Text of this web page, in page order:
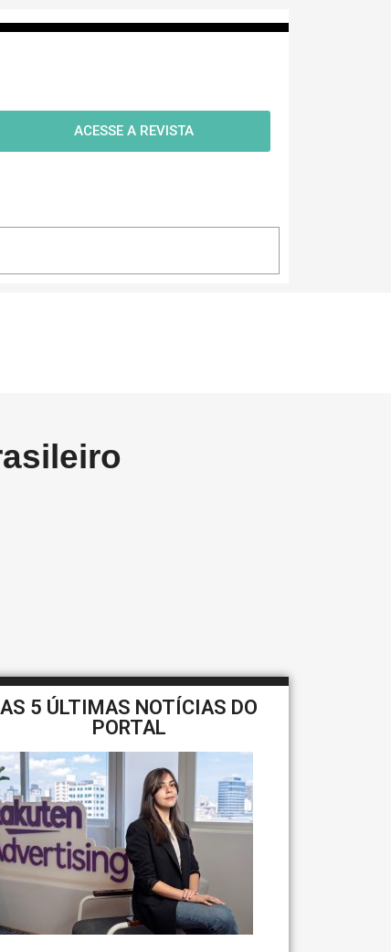
ACESSE A REVISTA
AS 5 ÚLTIMAS NOTÍCIAS DO
PORTAL